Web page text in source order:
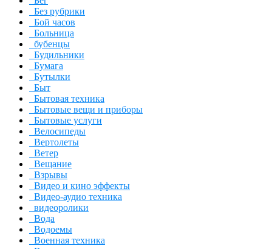
Без рубрики
Бой часов
Больница
бубенцы
Будильники
Бумага
Бутылки
Быт
Бытовая техника
Бытовые вещи и приборы
Бытовые услуги
Велосипеды
Вертолеты
Ветер
Вещание
Взрывы
Видео и кино эффекты
Видео-аудио техника
видеоролики
Вода
Водоемы
Военная техника